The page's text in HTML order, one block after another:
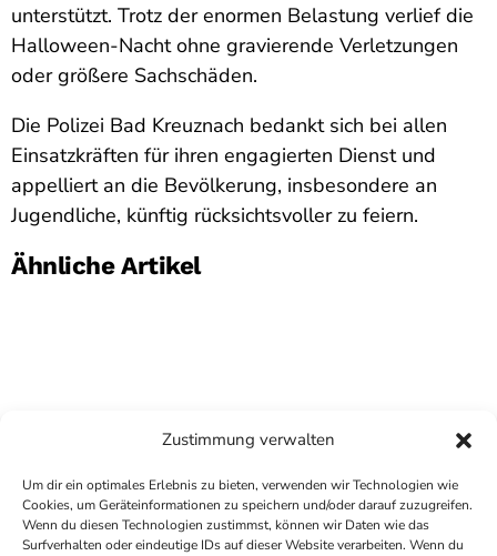
Zustimmung verwalten
Um dir ein optimales Erlebnis zu bieten, verwenden wir Technologien wie
Cookies, um Geräteinformationen zu speichern und/oder darauf zuzugreifen.
Wenn du diesen Technologien zustimmst, können wir Daten wie das
Surfverhalten oder eindeutige IDs auf dieser Website verarbeiten. Wenn du
unterstützt. Trotz der enormen Belastung verlief die
Halloween-Nacht ohne gravierende Verletzungen
oder größere Sachschäden.
Die Polizei Bad Kreuznach bedankt sich bei allen
Einsatzkräften für ihren engagierten Dienst und
appelliert an die Bevölkerung, insbesondere an
Jugendliche, künftig rücksichtsvoller zu feiern.
Ähnliche Artikel